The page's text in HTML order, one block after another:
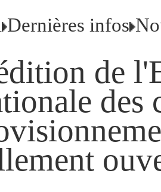
Dernières infos
de
des